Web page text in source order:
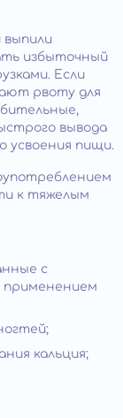
выпили
избыточный
Если
рвоту для
вывода
усвоения пищи.
к тяжелым
с
кальция;